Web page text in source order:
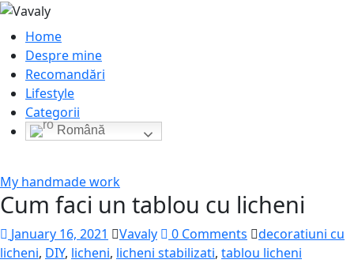
Home
Despre mine
Recomandări
Lifestyle
Categorii
Română
My handmade work
Cum faci un tablou cu licheni
January 16, 2021 Vavaly 0 Comments
decoratiuni cu
licheni, DIY, licheni, licheni stabilizati, tablou licheni